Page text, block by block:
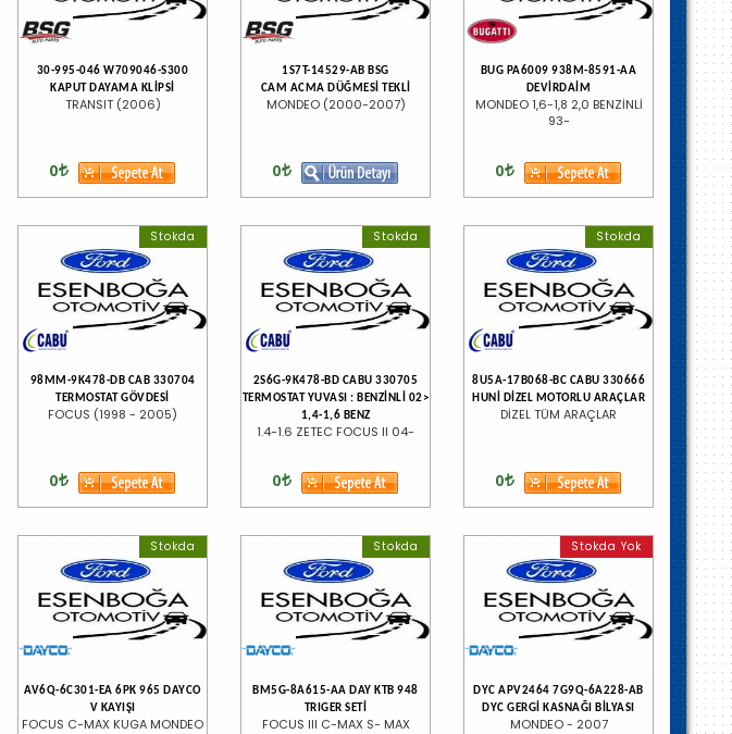
30-995-046 W709046-S300
KAPUT DAYAMA KLİPSİ
TRANSIT (2006)
0
1S7T-14529-AB BSG
CAM ACMA DÜĞMESİ TEKLİ
MONDEO (2000-2007)
0
BUG PA6009 938M-8591-AA
DEVİRDAİM
MONDEO 1,6-1,8 2,0 BENZİNLİ
93-
0
Stokda
98MM-9K478-DB CAB 330704
TERMOSTAT GÖVDESİ
FOCUS (1998 - 2005)
0
Stokda
2S6G-9K478-BD CABU 330705
TERMOSTAT YUVASI : BENZİNLİ 02>
1,4-1,6 BENZ
1.4-1.6 ZETEC FOCUS II 04-
0
Stokda
8U5A-17B068-BC CABU 330666
HUNİ DİZEL MOTORLU ARAÇLAR
DİZEL TÜM ARAÇLAR
0
Stokda
AV6Q-6C301-EA 6PK 965 DAYCO
V KAYIŞI
FOCUS C-MAX KUGA MONDEO
Stokda
BM5G-8A615-AA DAY KTB 948
TRIGER SETİ
FOCUS III C-MAX S- MAX
Stokda Yok
DYC APV2464 7G9Q-6A228-AB
DYC GERGİ KASNAĞI BİLYASI
MONDEO - 2007